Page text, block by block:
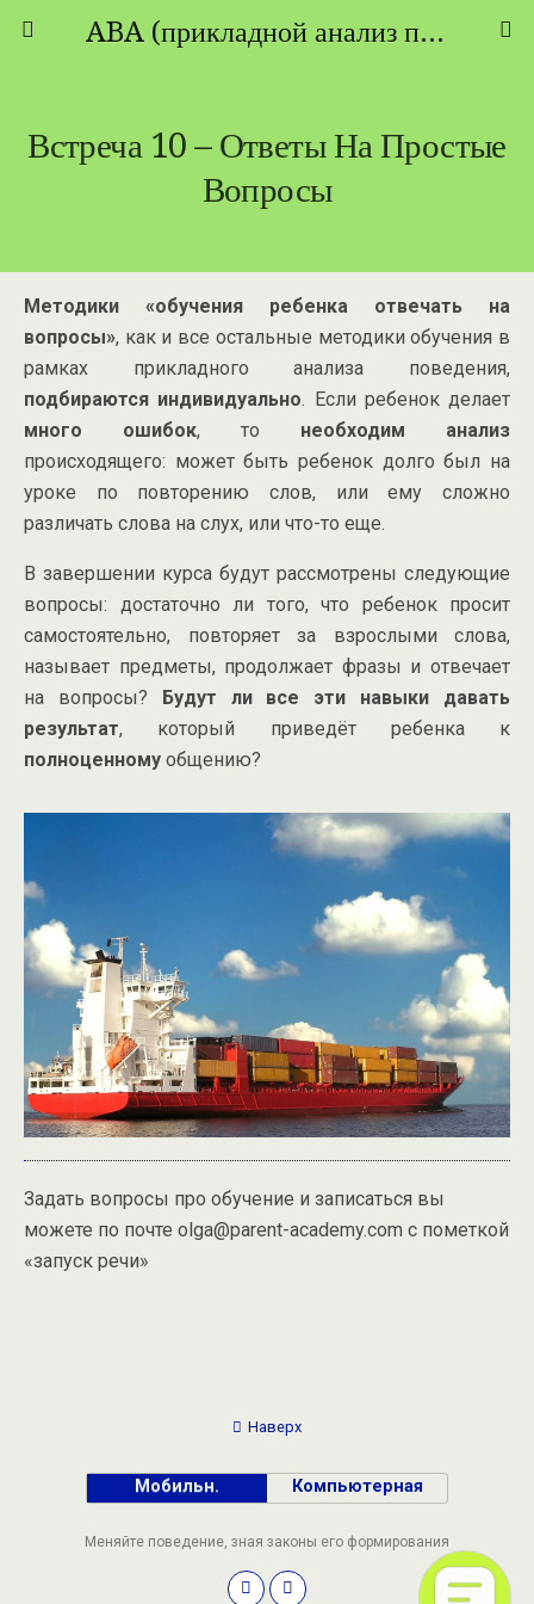
ABA (прикладной анализ поведения) - ТЕОРИЯ И ПРАКТИКА
Встреча 10 – Ответы На Простые
Вопросы
Методики «обучения ребенка отвечать на
вопросы», как и все остальные методики обучения в
рамках прикладного анализа поведения,
подбираются индивидуально. Если ребенок делает
много ошибок, то необходим анализ
происходящего: может быть ребенок долго был на
уроке по повторению слов, или ему сложно
различать слова на слух, или что-то еще.
В завершении курса будут рассмотрены следующие
вопросы: достаточно ли того, что ребенок просит
самостоятельно, повторяет за взрослыми слова,
называет предметы, продолжает фразы и отвечает
на вопросы? Будут ли все эти навыки давать
результат, который приведёт ребенка к
полноценному общению?
Задать вопросы про обучение и записаться вы
можете по почте olga@parent-academy.com с пометкой
«запуск речи»
Наверх
Мобильн. Компьютерная
Меняйте поведение, зная законы его формирования